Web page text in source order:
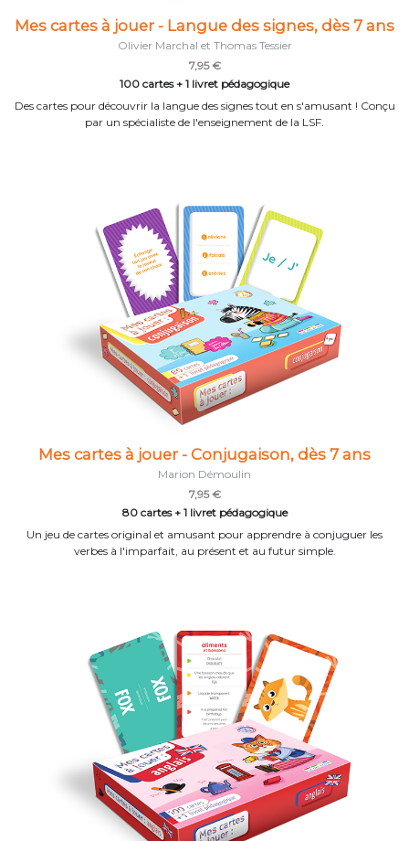
Mes cartes à jouer - Langue des signes, dès 7 ans
Olivier Marchal et Thomas Tessier
7,95 €
100 cartes + 1 livret pédagogique
Des cartes pour découvrir la langue des signes tout en s'amusant ! Conçu
par un spécialiste de l'enseignement de la LSF.
Mes cartes à jouer - Conjugaison, dès 7 ans
Marion Démoulin
7,95 €
80 cartes + 1 livret pédagogique
Un jeu de cartes original et amusant pour apprendre à conjuguer les
verbes à l'imparfait, au présent et au futur simple.